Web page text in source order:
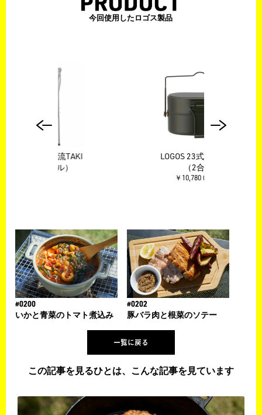
今回使用したロゴス製品
LOGOS 23式ハンゴウ
#0200
いかと青菜のトマト煮込み
#0202
豚バラ肉と根菜のソテー
一覧に戻る
この記事を見るひとは、こんな記事を見ています